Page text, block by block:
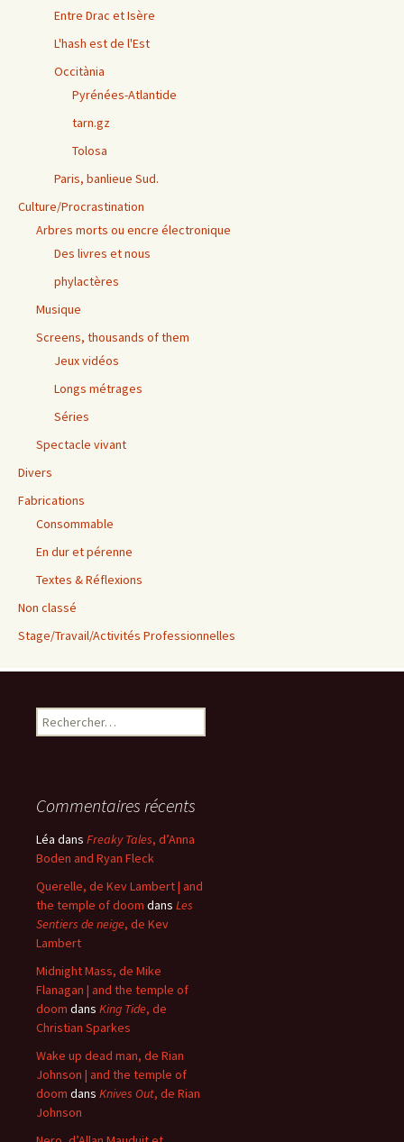
Entre Drac et Isère
L'hash est de l'Est
Occitània
Pyrénées-Atlantide
tarn.gz
Tolosa
Paris, banlieue Sud.
Culture/Procrastination
Arbres morts ou encre électronique
Des livres et nous
phylactères
Musique
Screens, thousands of them
Jeux vidéos
Longs métrages
Séries
Spectacle vivant
Divers
Fabrications
Consommable
En dur et pérenne
Textes & Réflexions
Non classé
Stage/Travail/Activités Professionnelles
Rechercher :
Commentaires récents
Léa dans Freaky Tales, d’Anna
Boden and Ryan Fleck
Querelle, de Kev Lambert | and
the temple of doom dans Les
Sentiers de neige, de Kev
Lambert
Midnight Mass, de Mike
Flanagan | and the temple of
doom dans King Tide, de
Christian Sparkes
Wake up dead man, de Rian
Johnson | and the temple of
doom dans Knives Out, de Rian
Johnson